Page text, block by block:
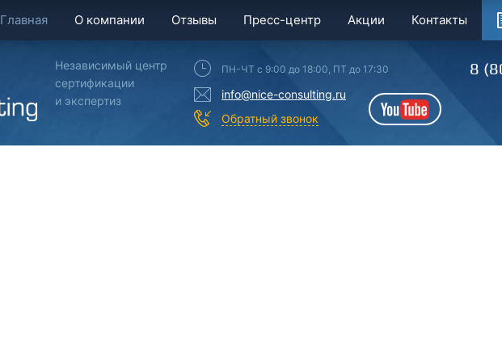
Главная О компании Отзывы Пресс-центр Акции Контакты
Независимый центр
сертификации
и экспертиз
ПН-ЧТ с 9:00 до 18:00, ПТ до 17:30
info@nice-consulting.ru
Обратный звонок
YouTube
8